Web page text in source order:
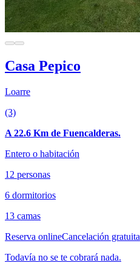
Casa Pepico
Loarre
(3)
A 22.6 Km de Fuencalderas.
Entero o habitación
12 personas
6 dormitorios
13 camas
Reserva onlineCancelación gratuita
Todavía no se te cobrará nada.